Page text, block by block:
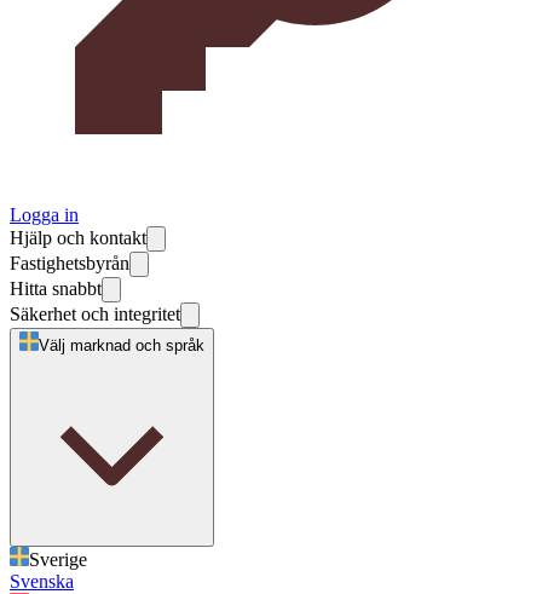
Logga in
Hjälp och kontakt
Fastighetsbyrån
Hitta snabbt
Säkerhet och integritet
Välj marknad och språk
Sverige
Svenska